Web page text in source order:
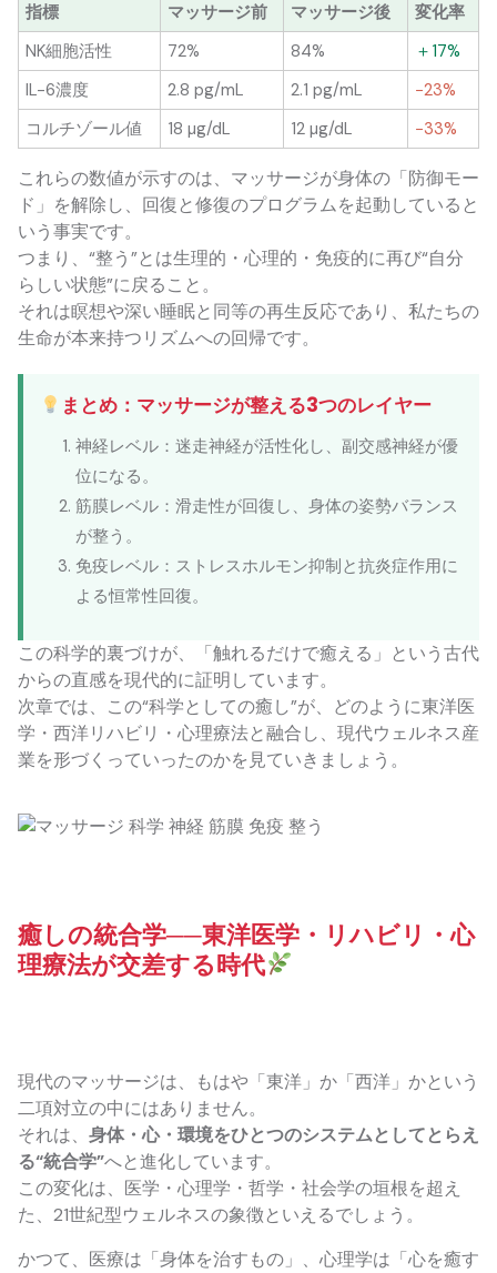
指標 マッサージ前 マッサージ後
変化率
NK細胞活性
72% 84%
＋17%
IL-6濃度
2.8 pg/mL 2.1 pg/mL
−23%
コルチゾール値
18 µg/dL 12 µg/dL −33%
これらの数値が示すのは、マッサージが身体の「防御モー
ド」を解除し、回復と修復のプログラムを起動していると
いう事実です。
つまり、“整う”とは生理的・心理的・免疫的に再び“自分
らしい状態”に戻ること。
それは瞑想や深い睡眠と同等の再生反応であり、私たちの
生命が本来持つリズムへの回帰です。
まとめ：マッサージが整える3つのレイヤー
神経レベル：迷走神経が活性化し、副交感神経が優
位になる。
筋膜レベル：滑走性が回復し、身体の姿勢バランス
が整う。
免疫レベル：ストレスホルモン抑制と抗炎症作用に
よる恒常性回復。
この科学的裏づけが、「触れるだけで癒える」という古代
からの直感を現代的に証明しています。
次章では、この“科学としての癒し”が、どのように東洋医
学・西洋リハビリ・心理療法と融合し、現代ウェルネス産
業を形づくっていったのかを見ていきましょう。
癒しの統合学──東洋医学・リハビリ・心
理療法が交差する時代
現代のマッサージは、もはや「東洋」か「西洋」かという
二項対立の中にはありません。
それは、 身体・心・環境をひとつのシステムとしてとらえ
る“統合学”へと進化しています。
この変化は、医学・心理学・哲学・社会学の垣根を超え
た、21世紀型ウェルネスの象徴といえるでしょう。
かつて、医療は「身体を治すもの」、心理学は「心を癒す